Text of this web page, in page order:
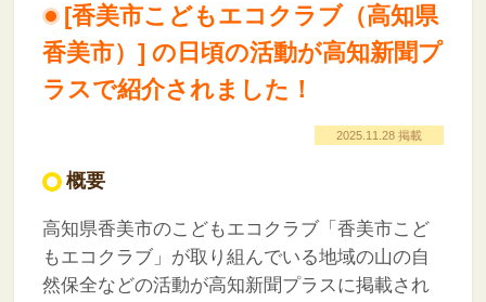
[香美市こどもエコクラブ（高知県
香美市）] の日頃の活動が高知新聞プ
ラスで紹介されました！
2025.11.28 掲載
概要
高知県香美市のこどもエコクラブ「香美市こど
もエコクラブ 」が取り組んでいる地域の山の自
然保全などの活動が高知新聞プラスに掲載され